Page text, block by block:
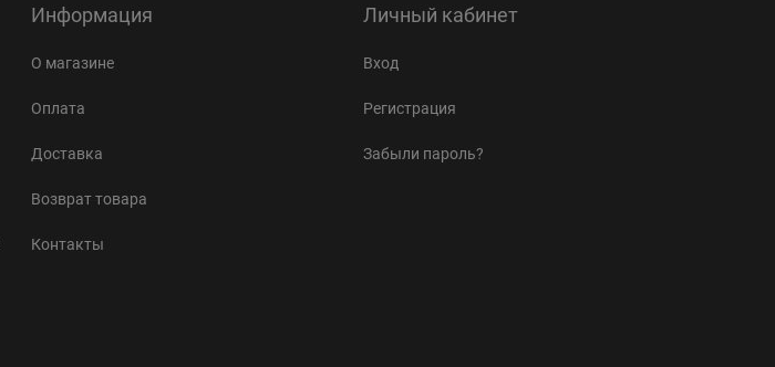
Информация
О магазине
Оплата
Доставка
Возврат товара
Контакты
Личный кабинет
Вход
Регистрация
Забыли пароль?